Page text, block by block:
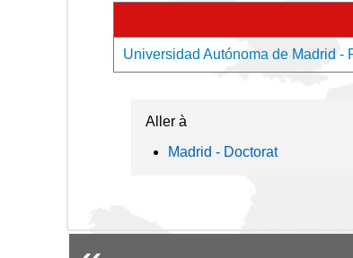
Universidad Autónoma de Madrid -
Aller à
Madrid - Doctorat